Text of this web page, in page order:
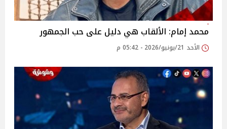
محمد إمام: الألقاب هي دليل على حب الجمهور
الأحد 21/يونيو/2026 - 05:42 م